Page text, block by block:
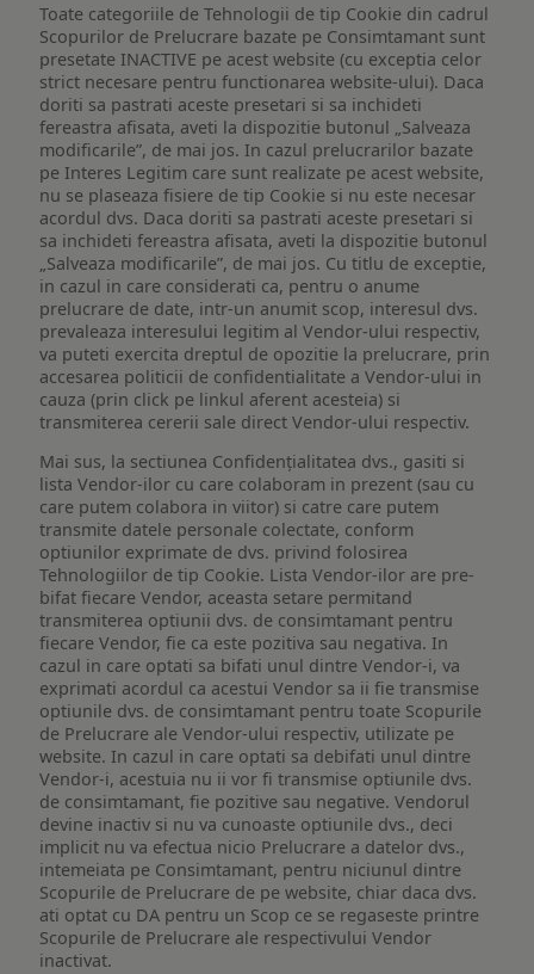
Toate categoriile de Tehnologii de tip Cookie din cadrul
Scopurilor de Prelucrare bazate pe Consimtamant sunt
presetate INACTIVE pe acest website (cu exceptia celor
strict necesare pentru functionarea website-ului). Daca
doriti sa pastrati aceste presetari si sa inchideti
fereastra afisata, aveti la dispozitie butonul „Salveaza
modificarile”, de mai jos. In cazul prelucrarilor bazate
pe Interes Legitim care sunt realizate pe acest website,
nu se plaseaza fisiere de tip Cookie si nu este necesar
acordul dvs. Daca doriti sa pastrati aceste presetari si
sa inchideti fereastra afisata, aveti la dispozitie butonul
„Salveaza modificarile”, de mai jos. Cu titlu de exceptie,
in cazul in care considerati ca, pentru o anume
prelucrare de date, intr-un anumit scop, interesul dvs.
prevaleaza interesului legitim al Vendor-ului respectiv,
va puteti exercita dreptul de opozitie la prelucrare, prin
accesarea politicii de confidentialitate a Vendor-ului in
cauza (prin click pe linkul aferent acesteia) si
transmiterea cererii sale direct Vendor-ului respectiv.
Mai sus, la sectiunea Confidențialitatea dvs., gasiti si
lista Vendor-ilor cu care colaboram in prezent (sau cu
care putem colabora in viitor) si catre care putem
transmite datele personale colectate, conform
optiunilor exprimate de dvs. privind folosirea
Tehnologiilor de tip Cookie. Lista Vendor-ilor are pre-
bifat fiecare Vendor, aceasta setare permitand
transmiterea optiunii dvs. de consimtamant pentru
fiecare Vendor, fie ca este pozitiva sau negativa. In
cazul in care optati sa bifati unul dintre Vendor-i, va
exprimati acordul ca acestui Vendor sa ii fie transmise
optiunile dvs. de consimtamant pentru toate Scopurile
de Prelucrare ale Vendor-ului respectiv, utilizate pe
website. In cazul in care optati sa debifati unul dintre
Vendor-i, acestuia nu ii vor fi transmise optiunile dvs.
de consimtamant, fie pozitive sau negative. Vendorul
devine inactiv si nu va cunoaste optiunile dvs., deci
implicit nu va efectua nicio Prelucrare a datelor dvs.,
intemeiata pe Consimtamant, pentru niciunul dintre
Scopurile de Prelucrare de pe website, chiar daca dvs.
ati optat cu DA pentru un Scop ce se regaseste printre
Scopurile de Prelucrare ale respectivului Vendor
inactivat.